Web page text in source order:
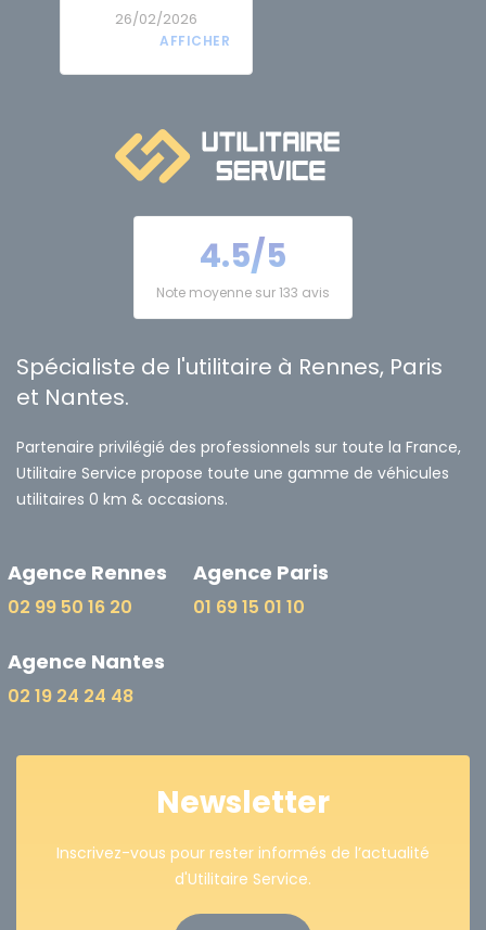
26/02/2026
4.5/5
Note moyenne sur 133 avis
Spécialiste de l'utilitaire à Rennes, Paris
et Nantes.
Partenaire privilégié des professionnels sur toute la France,
Utilitaire Service propose toute une gamme de véhicules
utilitaires 0 km & occasions.
Agence Rennes
02 99 50 16 20
Agence Paris
01 69 15 01 10
Agence Nantes
02 19 24 24 48
Newsletter
Inscrivez-vous pour rester informés de l’actualité
d'Utilitaire Service.